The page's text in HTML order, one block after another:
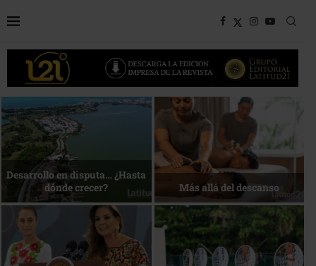
Bottega, un viaje servido a la
mesa
Energía que Impulsa la
competitividad